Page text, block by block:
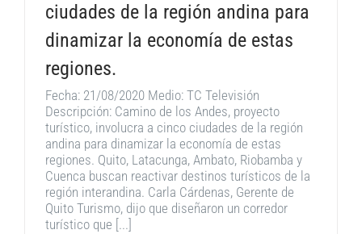
ciudades de la región andina para
dinamizar la economía de estas
regiones.
Fecha: 21/08/2020 Medio: TC Televisión
Descripción: Camino de los Andes, proyecto
turístico, involucra a cinco ciudades de la región
andina para dinamizar la economía de estas
regiones. Quito, Latacunga, Ambato, Riobamba y
Cuenca buscan reactivar destinos turísticos de la
región interandina. Carla Cárdenas, Gerente de
Quito Turismo, dijo que diseñaron un corredor
turístico que [...]